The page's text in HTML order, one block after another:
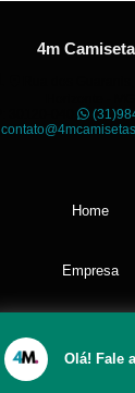
4m
Home
Empresa
Olá! Fale